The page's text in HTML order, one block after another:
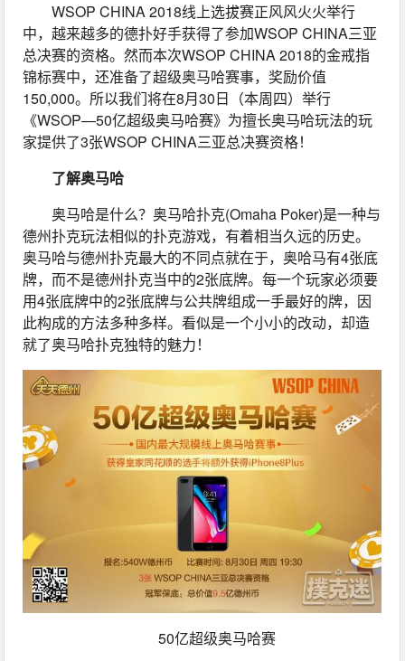
WSOP CHINA 2018线上选拔赛正风风火火举行
中，越来越多的德扑好手获得了参加WSOP CHINA三亚
总决赛的资格。然而本次WSOP CHINA 2018的金戒指
锦标赛中，还准备了超级奥马哈赛事，奖励价值
150,000。所以我们将在8月30日（本周四）举行
《WSOP—50亿超级奥马哈赛》为擅长奥马哈玩法的玩
家提供了3张WSOP CHINA三亚总决赛资格！
了解奥马哈
奥马哈是什么？奥马哈扑克(Omaha Poker)是一种与
德州扑克玩法相似的扑克游戏，有着相当久远的历史。
奥马哈与德州扑克最大的不同点就在于，奥哈马有4张底
牌，而不是德州扑克当中的2张底牌。每一个玩家必须要
用4张底牌中的2张底牌与公共牌组成一手最好的牌，因
此构成的方法多种多样。看似是一个小小的改动，却造
就了奥马哈扑克独特的魅力！
50亿超级奥马哈赛